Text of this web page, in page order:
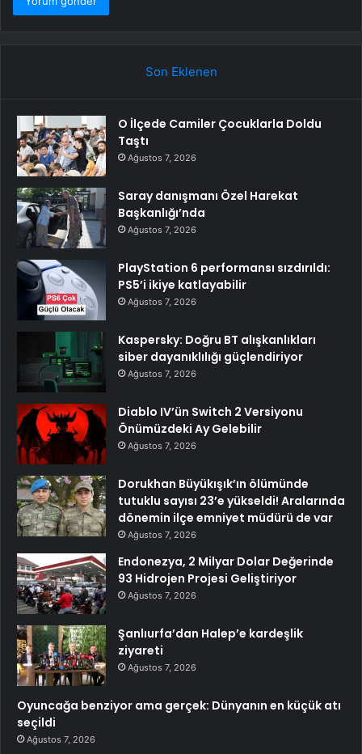
Son Eklenen
O İlçede Camiler Çocuklarla Doldu
Taştı
Ağustos 7, 2026
Saray danışmanı Özel Harekat
Başkanlığı’nda
Ağustos 7, 2026
PlayStation 6 performansı sızdırıldı:
PS5’i ikiye katlayabilir
Ağustos 7, 2026
Kaspersky: Doğru BT alışkanlıkları
siber dayanıklılığı güçlendiriyor
Ağustos 7, 2026
Diablo IV’ün Switch 2 Versiyonu
Önümüzdeki Ay Gelebilir
Ağustos 7, 2026
Dorukhan Büyükışık’ın ölümünde
tutuklu sayısı 23’e yükseldi! Aralarında
dönemin ilçe emniyet müdürü de var
Ağustos 7, 2026
Endonezya, 2 Milyar Dolar Değerinde
93 Hidrojen Projesi Geliştiriyor
Ağustos 7, 2026
Şanlıurfa’dan Halep’e kardeşlik
ziyareti
Ağustos 7, 2026
Oyuncağa benziyor ama gerçek: Dünyanın en küçük atı
seçildi
Ağustos 7, 2026